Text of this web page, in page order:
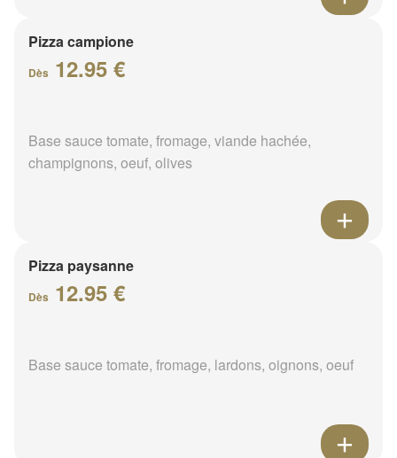
Pizza campione
Dès 12.95 €
Base sauce tomate, fromage, viande hachée,
champignons, oeuf, olives
Pizza paysanne
Dès 12.95 €
Base sauce tomate, fromage, lardons, oignons, oeuf